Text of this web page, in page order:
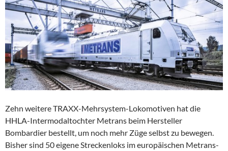
Zehn weitere TRAXX-Mehrsystem-Lokomotiven hat die
HHLA-Intermodaltochter Metrans beim Hersteller
Bombardier bestellt, um noch mehr Züge selbst zu bewegen.
Bisher sind 50 eigene Streckenloks im europäischen Metrans-